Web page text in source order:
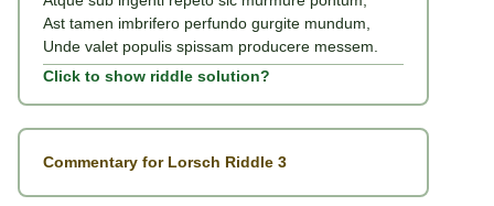
Ast tamen imbrifero perfundo gurgite mundum,
Unde valet populis spissam producere messem.
Click to show riddle solution?
Commentary for Lorsch Riddle 3